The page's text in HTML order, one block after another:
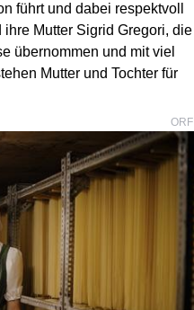
führt und dabei respektvoll
Mutter Sigrid Gregori, die
übernommen und mit viel
Mutter und Tochter für
ORF